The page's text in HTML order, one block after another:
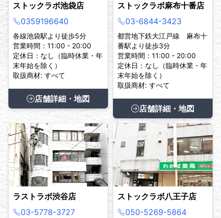
ストックラボ池袋店
0359196640
各線池袋駅より徒歩5分
営業時間：11:00 - 20:00
定休日：なし（臨時休業・年
末年始を除く）
取扱商材: すべて
店舗詳細・地図
ストックラボ麻布十番店
03-6844-3423
都営地下鉄大江戸線 麻布十
番駅より徒歩3分
営業時間：11:00 - 20:00
定休日：なし（臨時休業・年
末年始を除く）
取扱商材: すべて
店舗詳細・地図
ラストラボ渋谷店
03-5778-3727
ストックラボ八王子店
050-5269-5864